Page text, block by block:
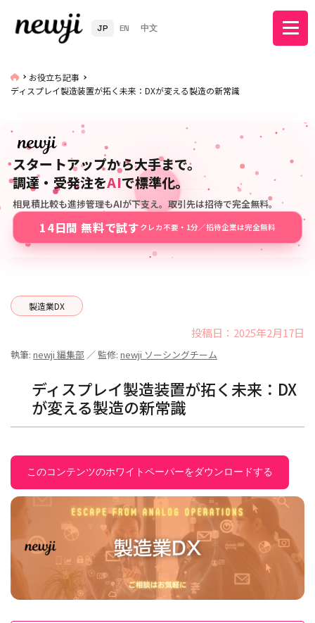
JP EN 中文
お役立ち記事
ディスプレイ製造装置が拓く未来：DXが変える製造の新常識
スタートアップから大手まで。
調達・受発注をAIで標準化。
相見積比較も進捗管理もAIが下支え。取引先は招待で完全無料。
14日間 無料で試す クレカ不要・1分／招待企業は完全無料
製造業DX
投稿日：2025年2月17日
執筆: newji 編集部 ／ 監修: newji ソーシングチーム
ディスプレイ製造装置が拓く未来：DX
が変える製造の新常識
このコンテンツのホワイトペーパーをダウンロードする